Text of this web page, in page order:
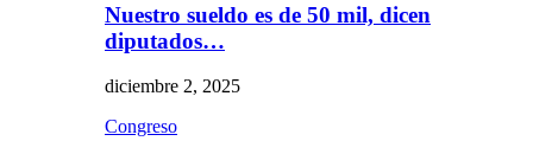
Nuestro sueldo es de 50 mil, dicen
diputados…
diciembre 2, 2025
Congreso